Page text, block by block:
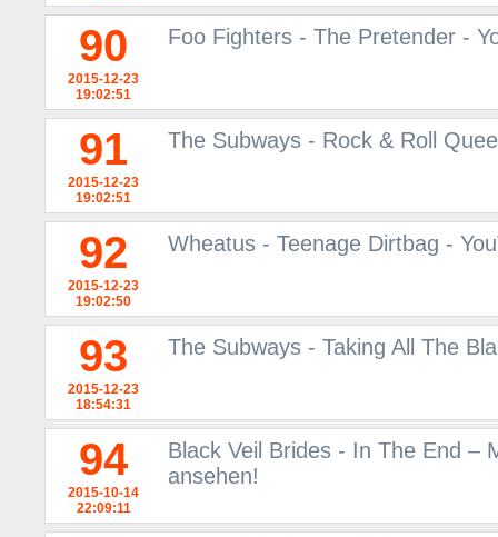
90
2015-12-23
19:02:51
Foo Fighters - The Pretender -
91
2015-12-23
19:02:51
The Subways - Rock & Roll
92
2015-12-23
19:02:50
Wheatus - Teenage Dirtbag -
93
2015-12-23
18:54:31
The Subways - Taking All The
94
2015-10-14
22:09:11
Black Veil Brides - In The End –
ansehen!